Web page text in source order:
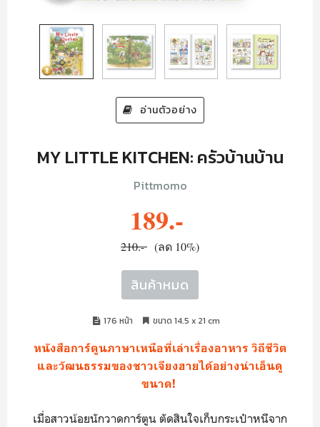
อ่านตัวอย่าง
MY LITTLE KITCHEN: ครัวบ้านบ้าน
Pittmomo
189.-
210.- (ลด 10%)
สินค้าหมด
176 หน้า ขนาด 14.5 x 21 cm
หนังสือการ์ตูนภาษาเหนือที่เล่าเรื่องอาหาร วิถีชีวิต
และวัฒนธรรมของชาวเจียงฮายได้อย่างน่าเอ็นดู
ขนาด!
เมื่อสาวน้อยนักวาดการ์ตูน ตัดสินใจเก็บกระเป๋าหนีจาก